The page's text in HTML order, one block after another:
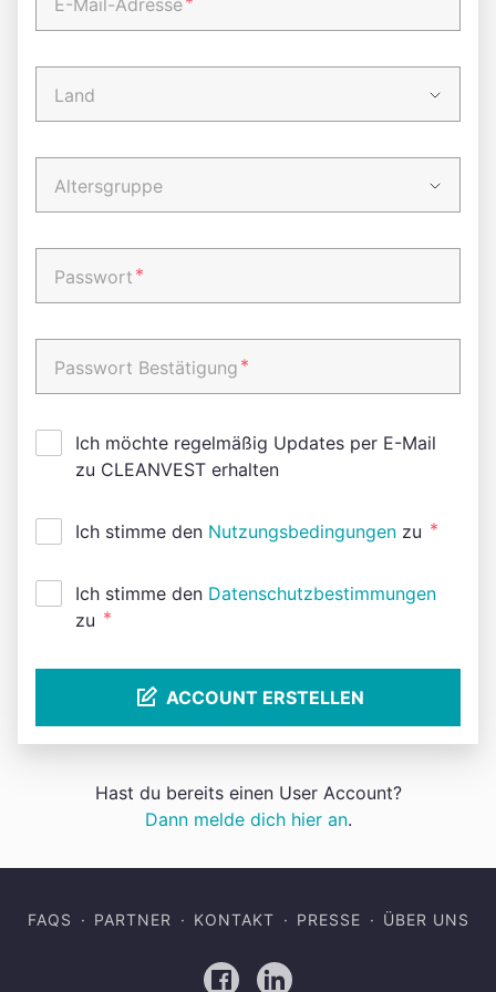
E-Mail-Adresse
Land
Altersgruppe
Passwort *
Passwort Bestätigung *
Ich möchte regelmäßig Updates per E-Mail
zu CLEANVEST erhalten
Ich stimme den Nutzungsbedingungen zu *
Ich stimme den Datenschutzbestimmungen
zu *
ACCOUNT ERSTELLEN
Hast du bereits einen User Account?
Dann melde dich hier an.
FAQS PARTNER KONTAKT PRESSE ÜBER UNS